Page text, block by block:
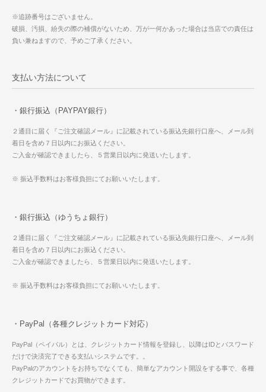
※追跡番号はございません。
破損、汚損、紛失の際の補償がないため、万が一何かあった場合は当店での責任は
負い兼ねますので、予めご了承ください。
支払い方法について
・銀行振込（PAYPAY銀行）
２通目に届く『ご注文確認メール』に記載されている振込先銀行口座へ、メール到
着日を含め７日以内にお振込ください。
ご入金が確認できましたら、５営業日以内に発送いたします。
※ 振込手数料はお客様負担にてお願いいたします。
・銀行振込（ゆうちょ銀行）
２通目に届く『ご注文確認メール』に記載されている振込先銀行口座へ、メール到
着日を含め７日以内にお振込ください。
ご入金が確認できましたら、５営業日以内に発送いたします。
※ 振込手数料はお客様負担にてお願いいたします。
・PayPal（各種クレジットカード対応）
PayPal（ペイパル）とは、クレジットカード情報を登録し、以降はIDとパスワード
だけで決済完了できる支払いシステムです。。
PayPalのアカウントをお持ちでなくても、簡単なアカウント開設をする事で、各種
クレジットカードでお買物ができます。